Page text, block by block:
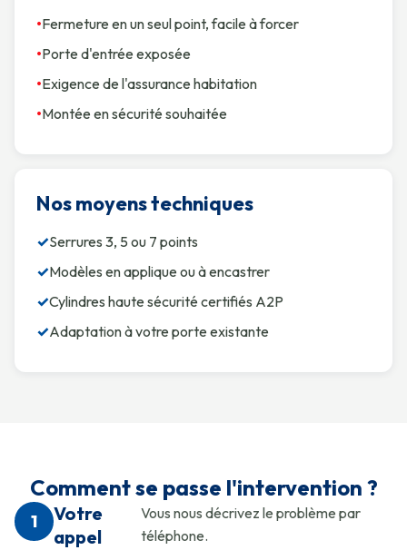
•Fermeture en un seul point, facile à forcer
•Porte d'entrée exposée
•Exigence de l'assurance habitation
•Montée en sécurité souhaitée
Nos moyens techniques
✓Serrures 3, 5 ou 7 points
✓Modèles en applique ou à encastrer
✓Cylindres haute sécurité certifiés A2P
✓Adaptation à votre porte existante
Comment se passe l'intervention ?
1
Votre
appel
Vous nous décrivez le problème par
téléphone.